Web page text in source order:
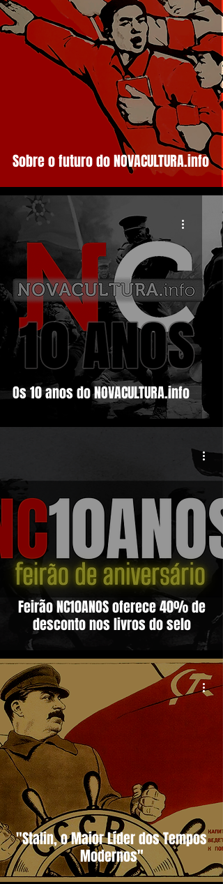
Sobre o futuro do NOVACULTURA.info
Os 10 anos do NOVACULTURA.info
Feirão NC10ANOS oferece 40% de
desconto nos livros do selo
"Stalin, o Maior Líder dos Tempos
Modernos"